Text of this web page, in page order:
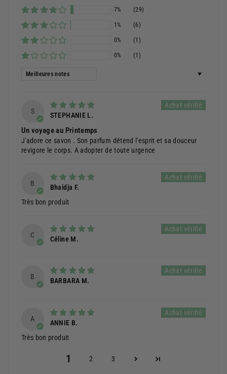
7% (29)
1% (6)
0% (1)
0% (1)
Sort by
S
STEPHANIE L.
Un voyage au Printemps
J'adore ce savon . Son parfum détend l'esprit et sa douceur
revigore le corps. A adopter de toute urgence
B
Bhaidja F.
Très bon produit
C
Céline M.
B
BARBARA M.
A
ANNIE B.
Très bon produit
1 2 3